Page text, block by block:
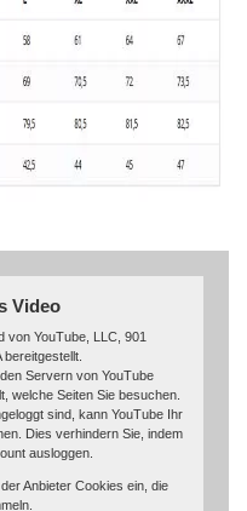
Video
von YouTube, LLC, 901
Servern von YouTube
welche Seiten Sie besuchen.
sind, kann YouTube Ihr
Dies verhindern Sie, indem
ausloggen.
Anbieter Cookies ein, die